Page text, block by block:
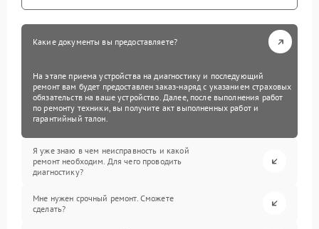
Какие документы вы предоставляете?
На этапе приема устройства на диагностику и последующий
ремонт вам будет предоставлен заказ-наряд с указанием страховых
обязательств на ваше устройство. Далее, после выполнения работ
по ремонту техники, вы получите акт выполненных работ и
гарантийный талон.
Я уже знаю в чем неисправность и какой
ремонт необходим. Для чего проводить
диагностику?
Мне нужен срочный ремонт. Сможете
сделать?